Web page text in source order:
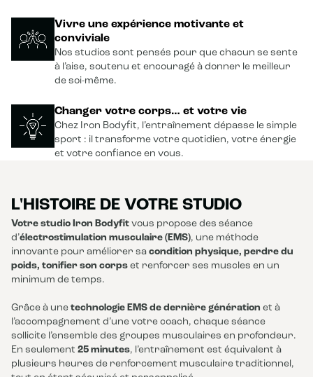
Vivre une expérience motivante et
conviviale
Nos studios sont pensés pour que chacun se sente
à l’aise, soutenu et encouragé à donner le meilleur
de soi-même.
Changer votre corps… et votre vie
Chez Iron Bodyfit, l’entraînement dépasse le simple
sport : il transforme votre quotidien, votre énergie
et votre confiance en vous.
L'HISTOIRE DE VOTRE STUDIO
Votre studio Iron Bodyfit vous propose des séance
d’électrostimulation musculaire (EMS), une méthode
innovante pour améliorer sa condition physique, perdre du
poids, tonifier son corps et renforcer ses muscles en un
minimum de temps.
Grâce à une technologie EMS de dernière génération et à
l’accompagnement d’une votre coach, chaque séance
sollicite l’ensemble des groupes musculaires en profondeur.
En seulement 25 minutes, l’entraînement est équivalent à
plusieurs heures de renforcement musculaire traditionnel,